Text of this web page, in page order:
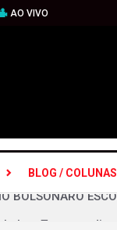
AO VIVO
BLOG / COLUNAS